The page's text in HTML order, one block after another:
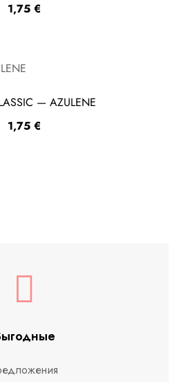
1,75 €
— AZULENE
1,75 €